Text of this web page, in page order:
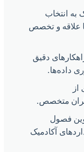
و تخصص
دقیق
متخصص.
آکادمیک